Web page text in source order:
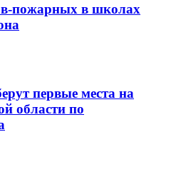
пожарных в школах
первые места на
области по